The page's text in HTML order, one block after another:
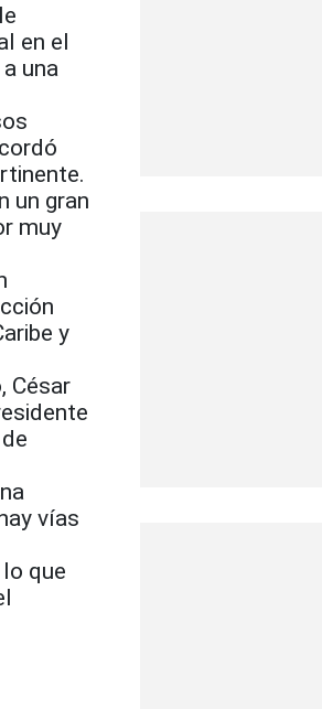
en el
una
un gran
muy
y
César
vías
que